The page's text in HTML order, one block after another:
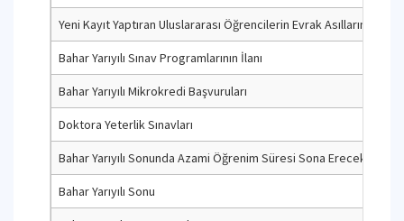
Yeni Kayıt Yaptıran Uluslararası Öğrencilerin Evrak Asıllarını
Bahar Yarıyılı Sınav Programlarının İlanı
Bahar Yarıyılı Mikrokredi Başvuruları
Doktora Yeterlik Sınavları
Bahar Yarıyılı Sonunda Azami Öğrenim Süresi Sona Erecek
Bahar Yarıyılı Sonu